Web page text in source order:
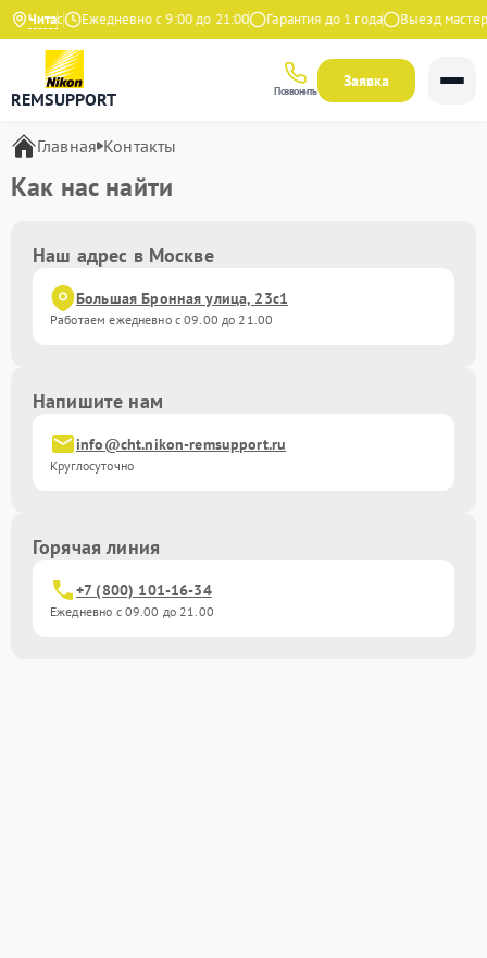
Чита
Яндекс Ежедневно с 9:00 до 21:00 Гарантия до 1 года Выезд
REMSUPPORT Позвонить
Заявка
Главная Контакты
Как нас найти
Наш адрес в Москве
Большая Бронная улица, 23с1
Работаем ежедневно с 09.00 до 21.00
Напишите нам
info@cht.nikon-remsupport.ru
Круглосуточно
Горячая линия
+7 (800) 101-16-34
Ежедневно с 09.00 до 21.00